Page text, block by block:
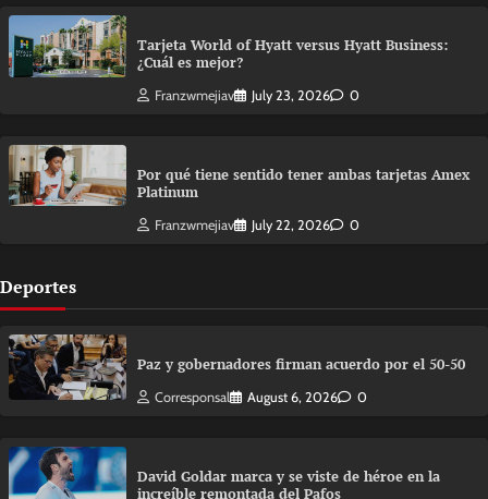
Tarjeta World of Hyatt versus Hyatt Business:
¿Cuál es mejor?
Franzwmejiav July 23, 2026 0
Por qué tiene sentido tener ambas tarjetas Amex
Platinum
Franzwmejiav July 22, 2026 0
Deportes
Paz y gobernadores firman acuerdo por el 50-50
Corresponsal August 6, 2026 0
David Goldar marca y se viste de héroe en la
increíble remontada del Pafos